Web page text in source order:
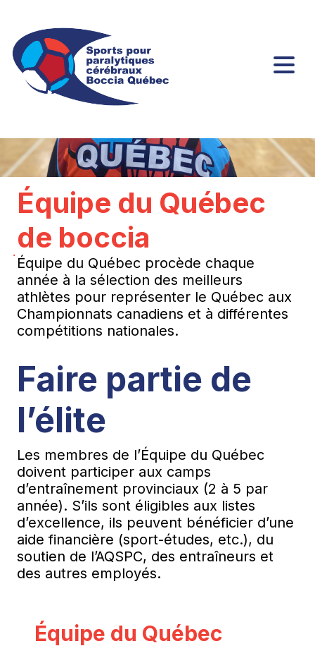
Équipe du Québec
de boccia
Équipe du Québec procède chaque
année à la sélection des meilleurs
athlètes pour représenter le Québec aux
Championnats canadiens et à différentes
compétitions nationales.
Faire partie de
l’élite
Les membres de l’Équipe du Québec
doivent participer aux camps
d’entraînement provinciaux (2 à 5 par
année). S’ils sont éligibles aux listes
d’excellence, ils peuvent bénéficier d’une
aide financière (sport-études, etc.), du
soutien de l’AQSPC, des entraîneurs et
des autres employés.
Équipe du Québec